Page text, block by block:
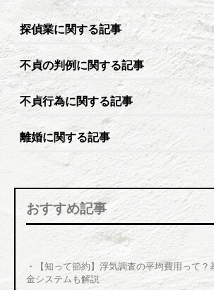
探偵業に関する記事
不貞の判例に関する記事
不貞行為に関する記事
離婚に関する記事
おすすめ記事
・【知って節約】浮気調査の平均費用って？
金システムも解説